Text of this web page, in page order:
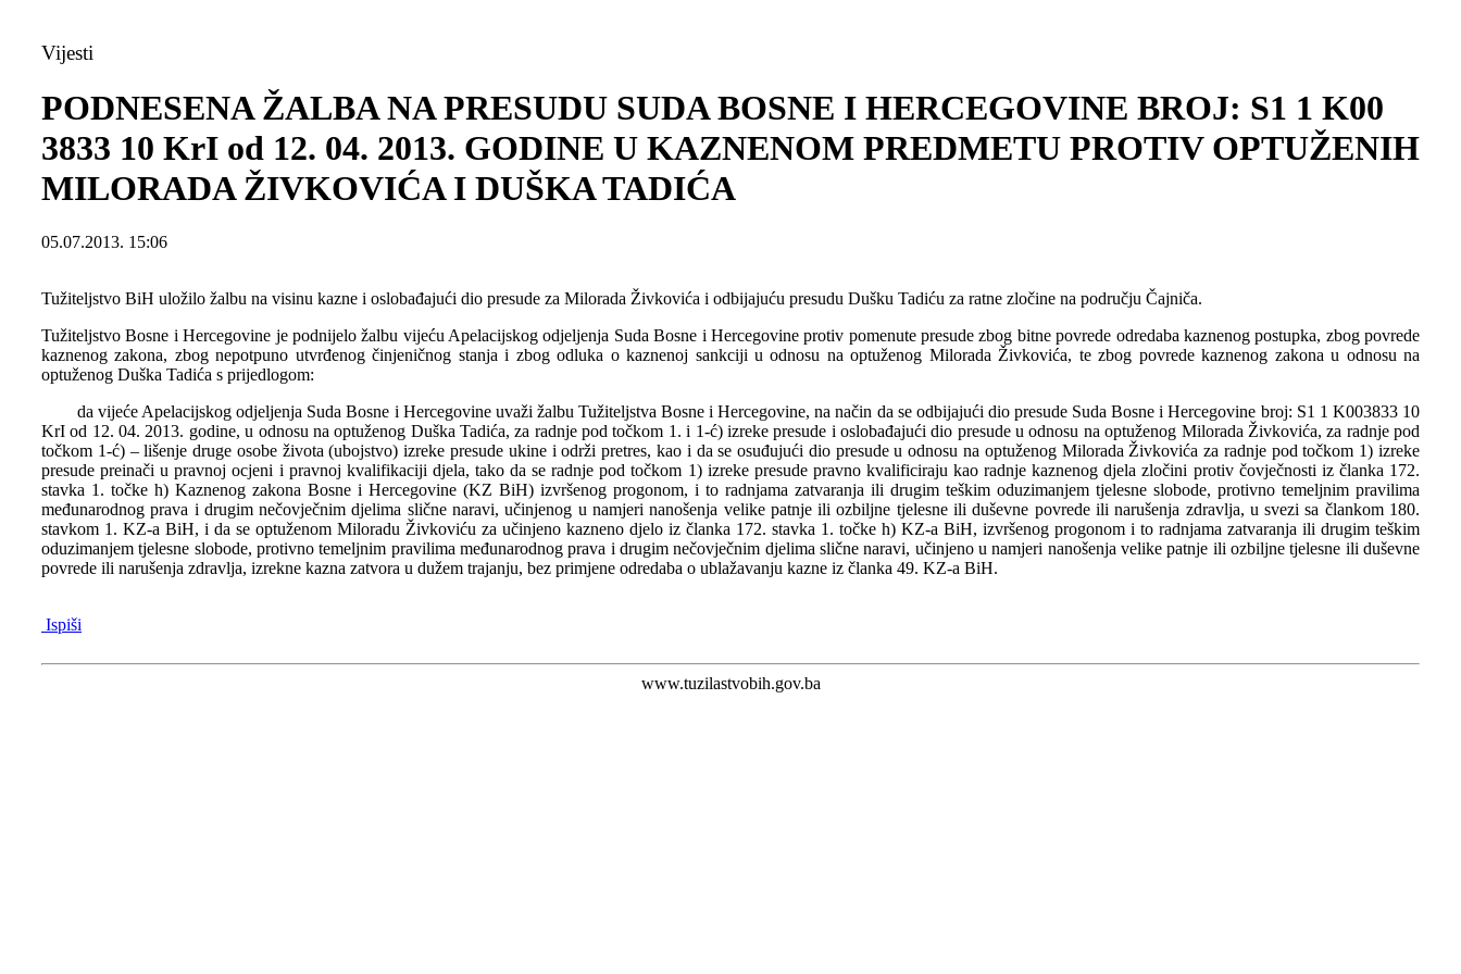
Vijesti
PODNESENA ŽALBA NA PRESUDU SUDA BOSNE I HERCEGOVINE BROJ: S1 1 K00
3833 10 KrI od 12. 04. 2013. GODINE U KAZNENOM PREDMETU PROTIV OPTUŽENIH
MILORADA ŽIVKOVIĆA I DUŠKA TADIĆA
05.07.2013. 15:06
Tužiteljstvo BiH uložilo žalbu na visinu kazne i oslobađajući dio presude za Milorada Živkovića i odbijajuću presudu Dušku Tadiću za ratne zločine na području Čajniča.
Tužiteljstvo Bosne i Hercegovine je podnijelo žalbu vijeću Apelacijskog odjeljenja Suda Bosne i Hercegovine protiv pomenute presude zbog bitne povrede odredaba kaznenog postupka, zbog povrede
kaznenog zakona, zbog nepotpuno utvrđenog činjeničnog stanja i zbog odluka o kaznenoj sankciji u odnosu na optuženog Milorada Živkovića, te zbog povrede kaznenog zakona u odnosu na
optuženog Duška Tadića s prijedlogom:
da vijeće Apelacijskog odjeljenja Suda Bosne i Hercegovine uvaži žalbu Tužiteljstva Bosne i Hercegovine, na način da se odbijajući dio presude Suda Bosne i Hercegovine broj: S1 1 K003833 10
KrI od 12. 04. 2013. godine, u odnosu na optuženog Duška Tadića, za radnje pod točkom 1. i 1-ć) izreke presude i oslobađajući dio presude u odnosu na optuženog Milorada Živkovića, za radnje pod
točkom 1-ć) – lišenje druge osobe života (ubojstvo) izreke presude ukine i održi pretres, kao i da se osuđujući dio presude u odnosu na optuženog Milorada Živkovića za radnje pod točkom 1) izreke
presude preinači u pravnoj ocjeni i pravnoj kvalifikaciji djela, tako da se radnje pod točkom 1) izreke presude pravno kvalificiraju kao radnje kaznenog djela zločini protiv čovječnosti iz članka 172.
stavka 1. točke h) Kaznenog zakona Bosne i Hercegovine (KZ BiH) izvršenog progonom, i to radnjama zatvaranja ili drugim teškim oduzimanjem tjelesne slobode, protivno temeljnim pravilima
međunarodnog prava i drugim nečovječnim djelima slične naravi, učinjenog u namjeri nanošenja velike patnje ili ozbiljne tjelesne ili duševne povrede ili narušenja zdravlja, u svezi sa člankom 180.
stavkom 1. KZ-a BiH, i da se optuženom Miloradu Živkoviću za učinjeno kazneno djelo iz članka 172. stavka 1. točke h) KZ-a BiH, izvršenog progonom i to radnjama zatvaranja ili drugim teškim
oduzimanjem tjelesne slobode, protivno temeljnim pravilima međunarodnog prava i drugim nečovječnim djelima slične naravi, učinjeno u namjeri nanošenja velike patnje ili ozbiljne tjelesne ili duševne
povrede ili narušenja zdravlja, izrekne kazna zatvora u dužem trajanju, bez primjene odredaba o ublažavanju kazne iz članka 49. KZ-a BiH.
Ispiši
www.tuzilastvobih.gov.ba